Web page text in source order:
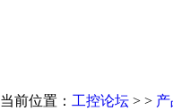
当前位置： 工控论坛 > > 产